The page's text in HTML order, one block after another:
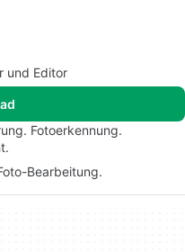
und Editor
Fotoerkennung.
Bearbeitung.